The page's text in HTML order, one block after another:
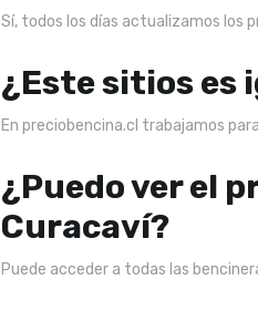
Sí, todos los días actualizamos los
¿Este sitios es
En preciobencina.cl trabajamos
¿Puedo ver el
Curacaví?
Puede acceder a todas las